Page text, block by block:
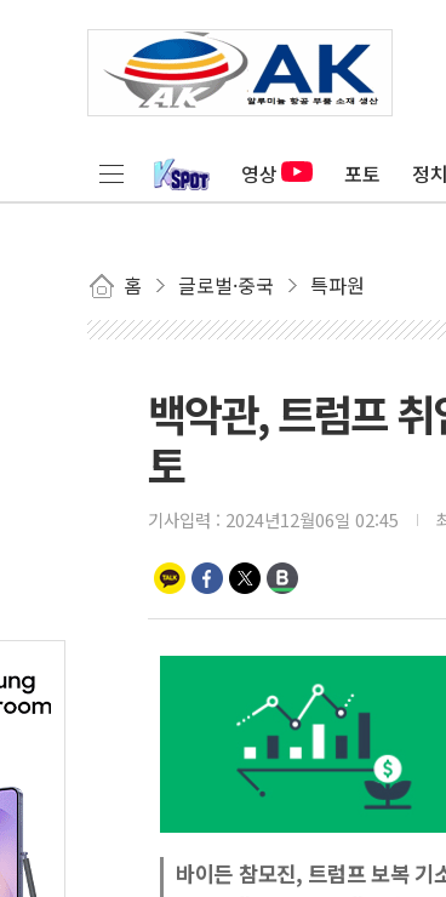
영상 포토 정치
홈 글로벌·중국 특파원
백악관, 트럼프
토
기사입력 : 2024년12월06일 02:45
바이든 참모진, 트럼프 보복